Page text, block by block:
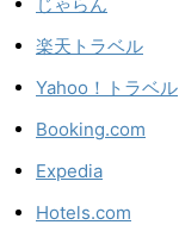
楽天トラベル
Yahoo！トラベル
Booking.com
Expedia
Hotels.com